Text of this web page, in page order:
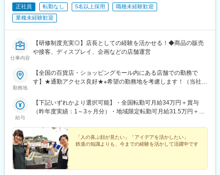
無印良品にはエキナカ店舗から旗艦店、路面店やインショップ型
など様々な形態の店舗があります。都市部から地方郊外まで多様
な地域に出店し、その店性も様々だからこそ画一的な店舗の管理
ではなく、地域に合わせた経営や戦略が求められます。
無印良品は衣食住にわたる幅広い商品とサービスによって暮らし
の総合提案ができます。個店経営によってその強みを最大限に活
かすことがお客様の役に立ち、「感じ良い暮らしと社会」の実現
■当社について：
した、様々な事業を展開しています。ESG経営を本業として、
「実質本位のモノづくり」や社会課題に対する取り組みを行って
その中で、無印良品は「暮らしの基本」となる商品を、適正な品
質と価格でお客様に提供しています。店舗を担う営業本部販売部
は店舗経営を通じて、全社をリードすることがミッションです。
そして現在、2028年8月期までの3か年計画（営業収益1兆円、営
業利益1,000億円、営業利益率10％）達成を目指し、下記取り組
みに注力しています。
正社員 転勤なし 5名以上採用
職種未経験歓迎
業種未経験歓迎
仕事内容
【研修制度充実◎】店長としての経験を活かせる！◆商品の販売
や接客、ディスプレイ、企画などの店舗運営
勤務地
【全国の百貨店・ショッピングモール内にある店舗での勤務で
す】★通勤アクセス良好★※希望の勤務地を考慮します！（当社
受動喫煙対策：あり＜東北・北海道＞■北海道／札幌■宮城県／名
取＜関東＞■東京都／秋葉原、新宿、浅草、有明、八王子■神奈川
／幕張新都心、柏、南船橋、蘇我■埼玉県／川口、越谷、川越、羽
生、富士見■茨城県／つくば、水戸■群馬県／高崎＜東海・北信越
＞■愛知県／名古屋■長野県／松本■石川県／金沢■静岡県／静岡、
浜松■岐阜県／岐阜、土岐■三重県／員弁郡東員町＜関西＞■大阪
府／日本橋、梅田、阿倍野、和泉、吹田■京都府／京都■兵庫県／
神戸、甲子園＜中国＞■岡山県／岡山■広島県／広島＜九州＞■福
給与
【下記いずれかより選択可能】・全国転勤可月給34万円＋賞与
（昨年度実績：1～3ヶ月分）・地域限定転勤可月給31.5万円＋賞
年度実績：1～3ヶ月分）※経験・能力を考慮の上、決定します！
「人の喜ぶ顔が見たい」「アイデアを活かしたい」
鉄道の知識よりも、今までの経験を活かして活躍中です